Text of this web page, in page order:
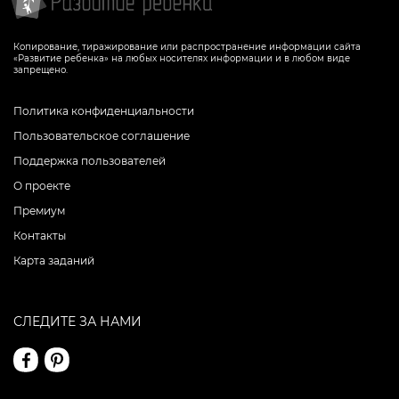
Копирование, тиражирование или распространение информации сайта
«Развитие ребенка» на любых носителях информации и в любом виде
запрещено.
Политика конфиденциальности
Пользовательское соглашение
Поддержка пользователей
О проекте
Премиум
Контакты
Карта заданий
СЛЕДИТЕ ЗА НАМИ